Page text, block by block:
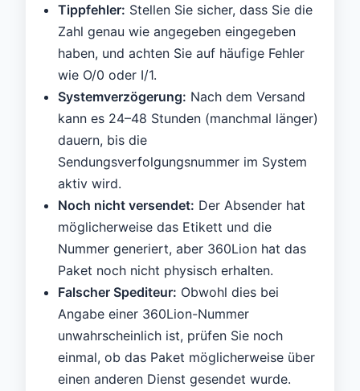
Tippfehler: Stellen Sie sicher, dass Sie die
Zahl genau wie angegeben eingegeben
haben, und achten Sie auf häufige Fehler
wie O/0 oder I/1.
Systemverzögerung: Nach dem Versand
kann es 24–48 Stunden (manchmal länger)
dauern, bis die
Sendungsverfolgungsnummer im System
aktiv wird.
Noch nicht versendet: Der Absender hat
möglicherweise das Etikett und die
Nummer generiert, aber 360Lion hat das
Paket noch nicht physisch erhalten.
Falscher Spediteur: Obwohl dies bei
Angabe einer 360Lion-Nummer
unwahrscheinlich ist, prüfen Sie noch
einmal, ob das Paket möglicherweise über
einen anderen Dienst gesendet wurde.